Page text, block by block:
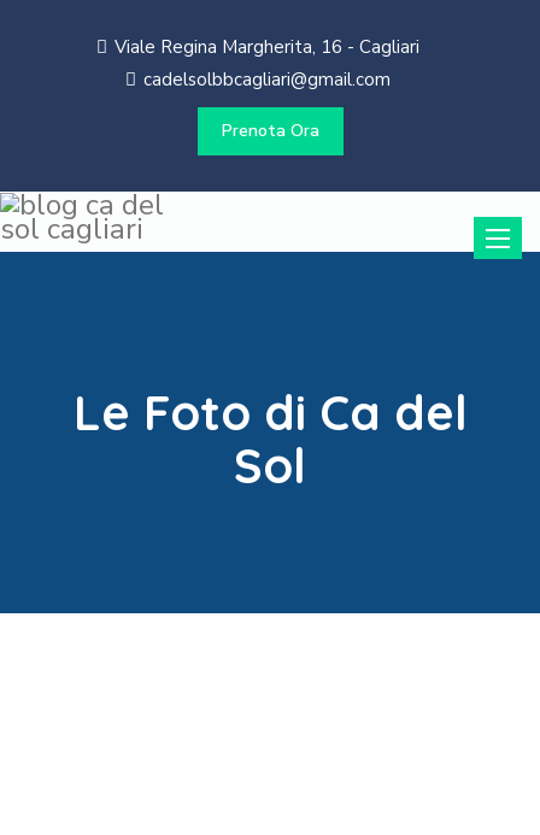
Viale Regina Margherita, 16 - Cagliari
cadelsolbbcagliari@gmail.com
Prenota Ora
Toggle
Le Foto di Ca del
Sol